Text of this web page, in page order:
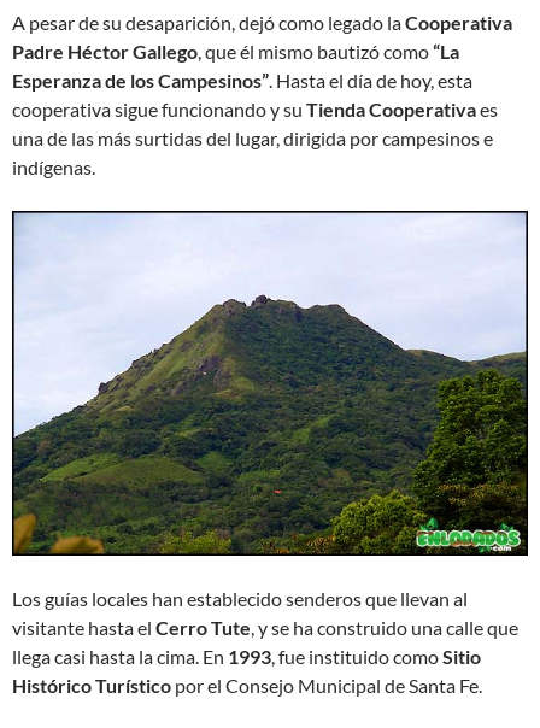
A pesar de su desaparición, dejó como legado laCooperativa
Padre Héctor Gallego, que él mismo bautizó como“La
Esperanza de los Campesinos”. Hasta el día de hoy, esta
cooperativa sigue funcionando y su Tienda Cooperativaes
una de las más surtidas del lugar, dirigida por campesinos e
indígenas.
Los guías locales han establecido senderos que llevan al
visitante hasta el Cerro Tute , y se ha construido una calle que
llega casi hasta la cima. En 1993 , fue instituido comoSitio
Histórico Turístico por el Consejo Municipal de Santa Fe.